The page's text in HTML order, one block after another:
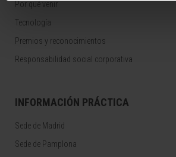
Por qué venir
Tecnología
Premios y reconocimientos
Responsabilidad social corporativa
INFORMACIÓN PRÁCTICA
Sede de Madrid
Sede de Pamplona